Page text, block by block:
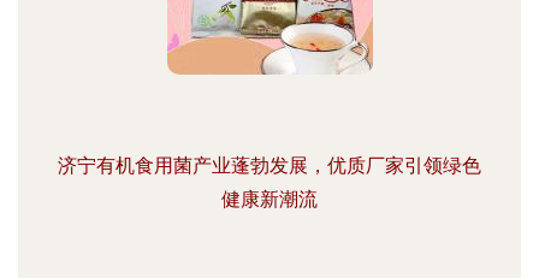
济宁有机食用菌产业蓬勃发展，优质厂家引领绿色
健康新潮流